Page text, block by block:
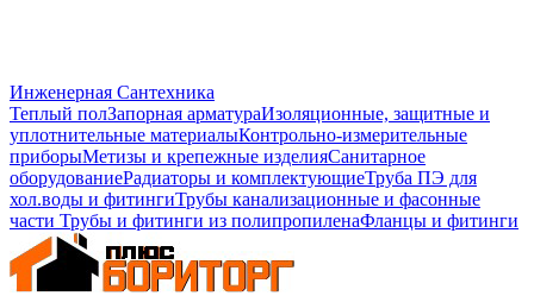
Инженерная Сантехника
Теплый полЗапорная арматураИзоляционные, защитные и
уплотнительные материалыКонтрольно-измерительные
приборыМетизы и крепежные изделияСанитарное
оборудованиеРадиаторы и комплектующиеТруба ПЭ для
хол.воды и фитингиТрубы канализационные и фасонные
части Трубы и фитинги из полипропиленаФланцы и фитинги